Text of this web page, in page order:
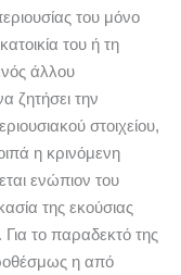
του μόνο
του ή τη
άλλου
ζητήσει την
στοιχείου,
η κρινόμενη
ενώπιον του
της εκούσιας
το παραδεκτό της
η από